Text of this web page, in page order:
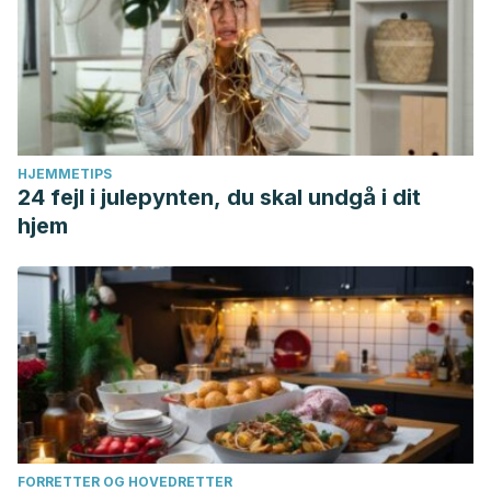
HJEMMETIPS
24 fejl i julepynten, du skal undgå i dit
hjem
FORRETTER OG HOVEDRETTER